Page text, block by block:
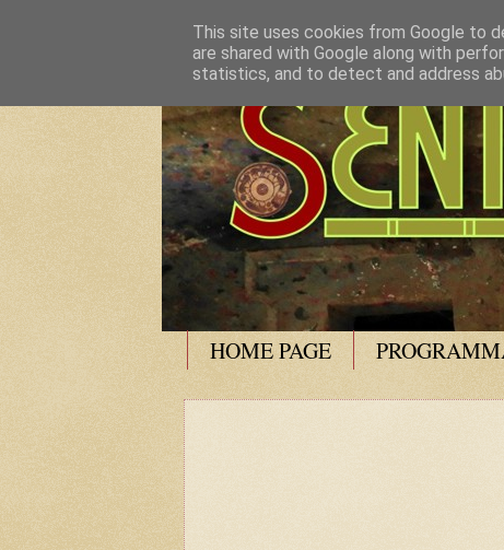
HOME PAGE
This site uses cookies from Google to
are shared with Google along with
statistics, and to detect and address